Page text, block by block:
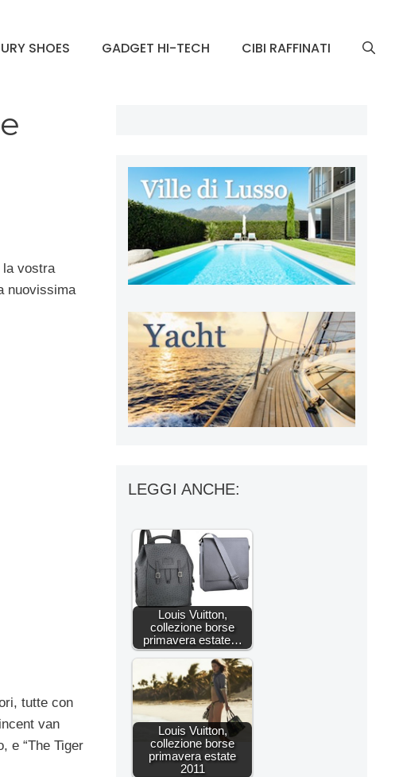
SHOES GADGET HI-TECH CIBI RAFFINATI
la vostra
nuovissima
tutte con
van
e “The Tiger
LEGGI ANCHE:
Louis Vuitton,
collezione borse
primavera estate…
Louis Vuitton,
collezione borse
primavera estate
2011